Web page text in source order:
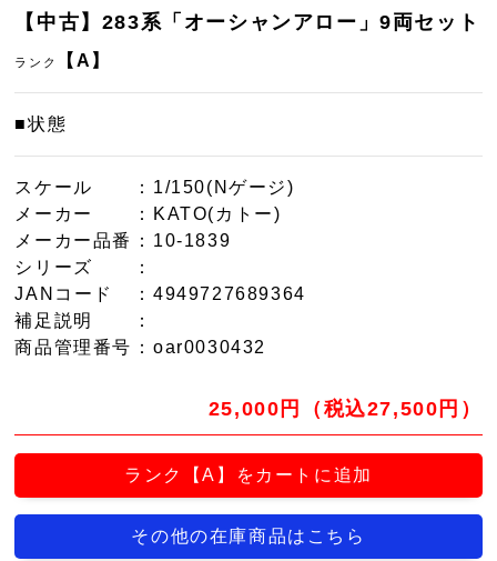
【中古】283系「オーシャンアロー」9両セット
ランク 【A】
■状態
スケール
：1/150(Nゲージ)
メーカー
：KATO(カトー)
メーカー品番
：10-1839
シリーズ
：
JANコード
：4949727689364
補足説明
：
商品管理番号 ：oar0030432
25,000円（税込27,500円）
ランク【A】をカートに追加
その他の在庫商品はこちら